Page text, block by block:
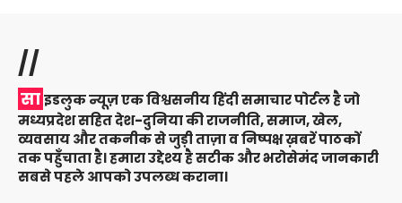
//
साइडलुक न्यूज़ एक विश्वसनीय हिंदी समाचार पोर्टल है जो
मध्यप्रदेश सहित देश-दुनिया की राजनीति, समाज, खेल,
व्यवसाय और तकनीक से जुड़ी ताज़ा व निष्पक्ष ख़बरें पाठकों
तक पहुँचाता है। हमारा उद्देश्य है सटीक और भरोसेमंद जानकारी
सबसे पहले आपको उपलब्ध कराना।